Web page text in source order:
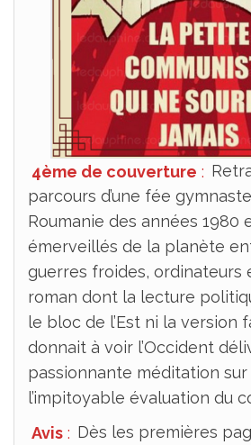
4ème de couverture :
parcours d’une fée
Roumanie des années 1980
émerveillés de la planète
guerres froides, ordinateurs
roman dont la lecture
le bloc de l’Est ni la version
donnait à voir l’Occident
passionnante méditation sur
l’impitoyable évaluation du
Avis: Dès les premières